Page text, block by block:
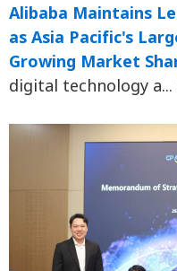
Alibaba Maintains
as Asia Pacific's
Growing Market
digital technology a...